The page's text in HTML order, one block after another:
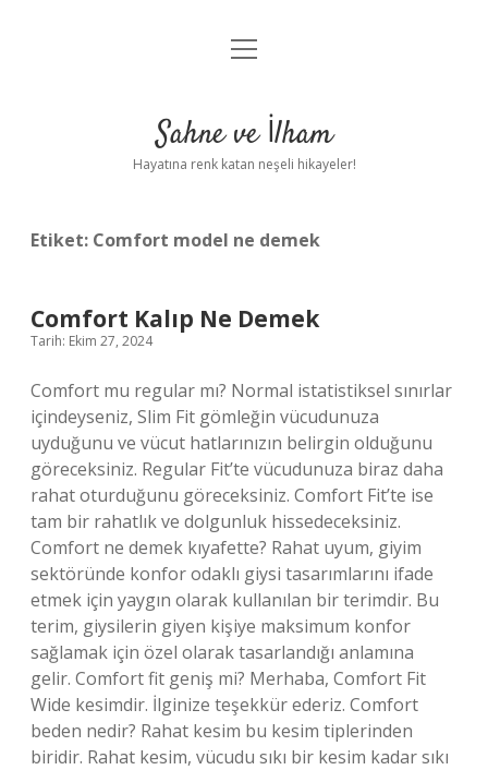
Anasayfa
Yasal Uyarı
menüyü
Sahne ve İlham
Hayatına renk katan neşeli hikayeler!
Etiket: Comfort model ne demek
Comfort Kalıp Ne Demek
Tarih: Ekim 27, 2024
Comfort mu regular mı? Normal istatistiksel sınırlar
içindeyseniz, Slim Fit gömleğin vücudunuza
uyduğunu ve vücut hatlarınızın belirgin olduğunu
göreceksiniz. Regular Fit’te vücudunuza biraz daha
rahat oturduğunu göreceksiniz. Comfort Fit’te ise
tam bir rahatlık ve dolgunluk hissedeceksiniz.
Comfort ne demek kıyafette? Rahat uyum, giyim
sektöründe konfor odaklı giysi tasarımlarını ifade
etmek için yaygın olarak kullanılan bir terimdir. Bu
terim, giysilerin giyen kişiye maksimum konfor
sağlamak için özel olarak tasarlandığı anlamına
gelir. Comfort fit geniş mi? Merhaba, Comfort Fit
Wide kesimdir. İlginize teşekkür ederiz. Comfort
beden nedir? Rahat kesim bu kesim tiplerinden
biridir. Rahat kesim, vücudu sıkı bir kesim kadar sıkı